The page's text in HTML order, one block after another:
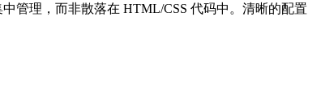
管理，而非散落在 HTML/CSS 代码中。清晰的配置